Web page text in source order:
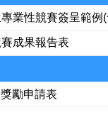
業性競賽簽呈範例
成果報告表
證照獎